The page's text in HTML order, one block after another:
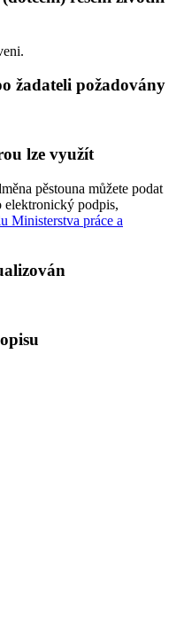
žadateli požadovány
lze využít
pěstouna můžete podat
podpis,
Ministerstva práce a